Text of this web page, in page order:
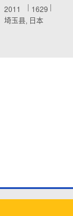
2011
1629
埼玉县, 日本